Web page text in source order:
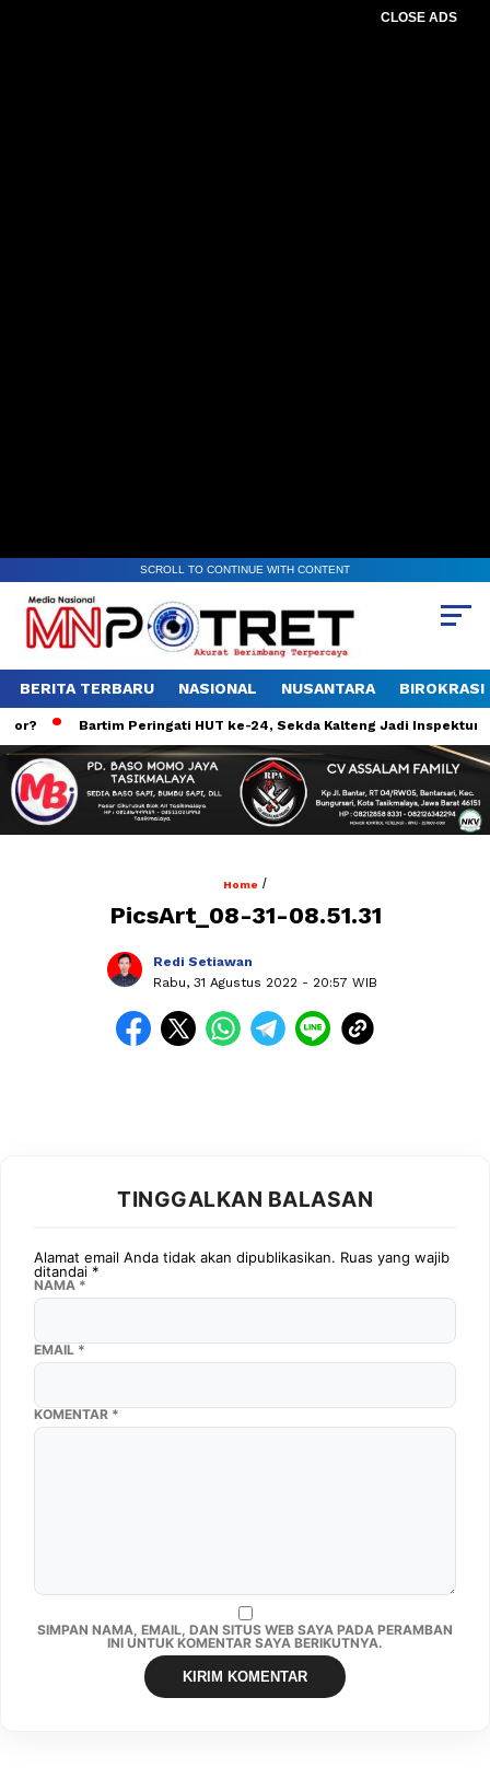
CLOSE ADS
SCROLL TO CONTINUE WITH CONTENT
BERITA TERBARU NASIONAL NUSANTARA BIROKRASI
Bartim Peringati HUT ke-24, Sekda Kalteng Jadi Inspektur
Home /
PicsArt_08-31-08.51.31
Redi Setiawan
Rabu, 31 Agustus 2022 - 20:57 WIB
TINGGALKAN BALASAN
Alamat email Anda tidak akan dipublikasikan. Ruas yang wajib
ditandai *
KOMENTAR *
NAMA *
EMAIL *
SIMPAN NAMA, EMAIL, DAN SITUS WEB SAYA PADA PERAMBAN
INI UNTUK KOMENTAR SAYA BERIKUTNYA.